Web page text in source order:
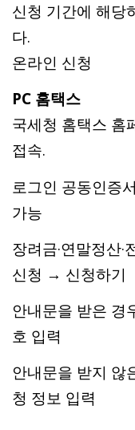
신청 기간에 해당
다.
온라인 신청
PC 홈택스
국세청 홈택스 홈
접속.
로그인 공동인증
가능
장려금·연말정산
신청 → 신청하기
안내문을 받은 경
호 입력
안내문을 받지 않
청 정보 입력